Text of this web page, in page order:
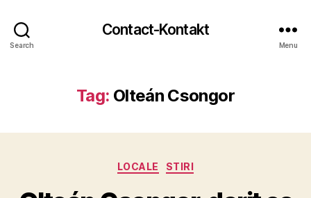
Search
Contact-Kontakt
Menu
Tag: Olteán Csongor
Categories
LOCALE STIRI